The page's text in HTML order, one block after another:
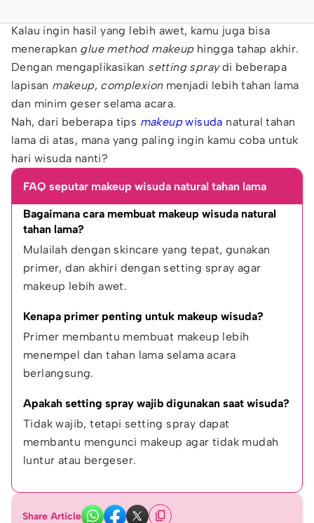
Kalau ingin hasil yang lebih awet, kamu juga bisa
menerapkan glue method makeup hingga tahap akhir.
Dengan mengaplikasikan setting spraydi beberapa
lapisan makeup, complexion menjadi lebih tahan lama
dan minim geser selama acara.
Nah, dari beberapa tips makeupwisuda natural tahan
lama di atas, mana yang paling ingin kamu coba untuk
hari wisuda nanti?
FAQ seputar makeup wisuda natural tahan lama
Bagaimana cara membuat makeup wisuda natural
tahan lama?
Mulailah dengan skincare yang tepat, gunakan
primer, dan akhiri dengan setting spray agar
makeup lebih awet.
Kenapa primer penting untuk makeup wisuda?
Primer membantu membuat makeup lebih
menempel dan tahan lama selama acara
berlangsung.
Apakah setting spray wajib digunakan saat wisuda?
Tidak wajib, tetapi setting spray dapat
membantu mengunci makeup agar tidak mudah
luntur atau bergeser.
Share Article